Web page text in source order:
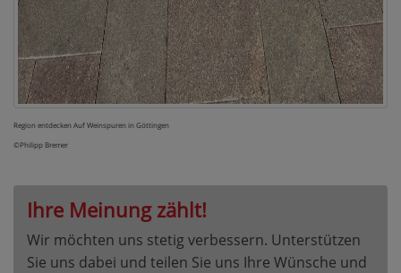
Region entdecken Auf Weinspuren in Göttingen
©Philipp Bremer
Ihre Meinung zählt!
Wir möchten uns stetig verbessern. Unterstützen
Sie uns dabei und teilen Sie uns Ihre Wünsche und